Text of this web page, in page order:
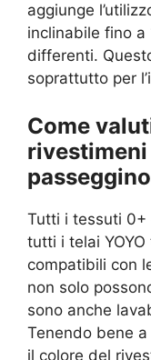
aggiunge
inclinabile fino a
differenti.
soprattutto per
Come
Tutti i tessuti 0+
tutti i telai
compatibili con
non solo
sono anche
Tenendo bene
il colore del